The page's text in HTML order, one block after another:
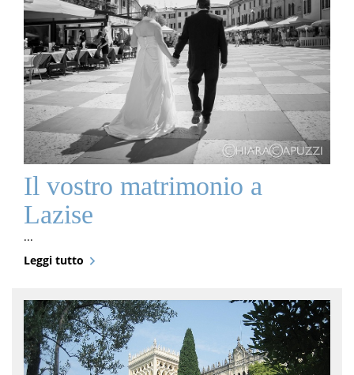
Il vostro matrimonio a
Lazise
...
Leggi tutto